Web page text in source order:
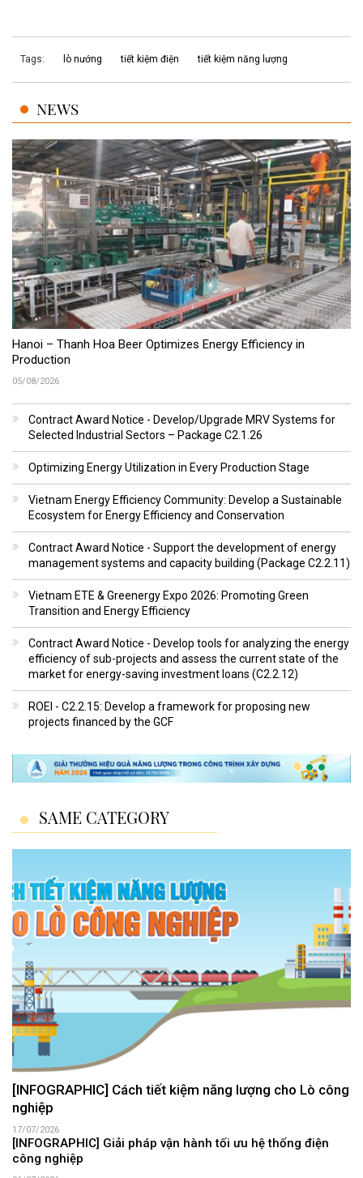
Tags: lò nướng tiết kiệm điện tiết kiệm năng lượng
NEWS
Hanoi – Thanh Hoa Beer Optimizes Energy Efficiency in
Production
05/08/2026
Contract Award Notice - Develop/Upgrade MRV Systems for
Selected Industrial Sectors – Package C2.1.26
Optimizing Energy Utilization in Every Production Stage
Vietnam Energy Efficiency Community: Develop a Sustainable
Ecosystem for Energy Efficiency and Conservation
Contract Award Notice - Support the development of energy
management systems and capacity building (Package C2.2.11)
Vietnam ETE & Greenergy Expo 2026: Promoting Green
Transition and Energy Efficiency
Contract Award Notice - Develop tools for analyzing the energy
efficiency of sub-projects and assess the current state of the
market for energy-saving investment loans (C2.2.12)
ROEI - C2.2.15: Develop a framework for proposing new
projects financed by the GCF
SAME CATEGORY
[INFOGRAPHIC] Cách tiết kiệm năng lượng cho Lò công
nghiệp
17/07/2026
[INFOGRAPHIC] Giải pháp vận hành tối ưu hệ thống điện
công nghiệp